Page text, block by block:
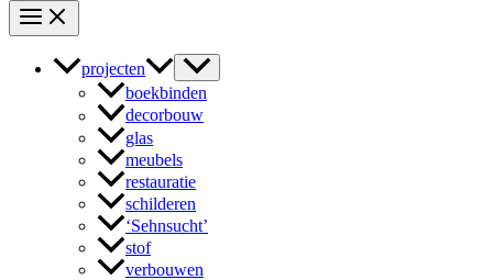
projecten
boekbinden
decorbouw
glas
meubels
restauratie
schilderen
‘Sehnsucht’
stof
verbouwen